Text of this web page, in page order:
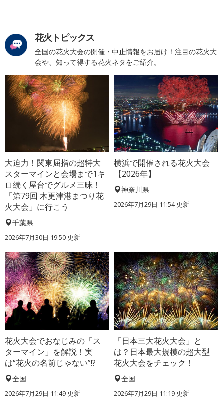
花火トピックス
全国の花火大会の開催・中止情報をお届け！注目の花火大
会や、知って得する花火ネタをご紹介。
大迫力！関東屈指の超特大
スターマインと会場まで1キ
ロ続く屋台でグルメ三昧！
「第79回 木更津港まつり花
火大会」に行こう
千葉県
2026年7月30日 19:50 更新
横浜で開催される花火大会
【2026年】
神奈川県
2026年7月29日 11:54 更新
花火大会でおなじみの「ス
ターマイン」を解説！実
は“花火の名前じゃない”!?
全国
2026年7月29日 11:49 更新
「日本三大花火大会」と
は？日本最大規模の超大型
花火大会をチェック！
全国
2026年7月29日 11:19 更新